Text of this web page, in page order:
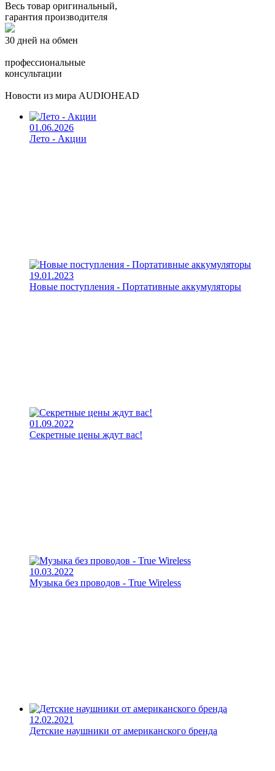
Весь товар оригинальный,
гарантия производителя
30 дней на обмен
профессиональные
консультации
Новости из мира AUDIOHEAD
01.06.2026
Лето - Акции
19.01.2023
Новые поступления - Портативные аккумуляторы
01.09.2022
Секретные цены ждут вас!
10.03.2022
Музыка без проводов - True Wireless
12.02.2021
Детские наушники от американского бренда